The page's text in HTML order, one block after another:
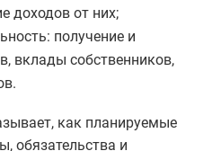
доходов от них;
получение и
вклады собственников,
как планируемые
обязательства и